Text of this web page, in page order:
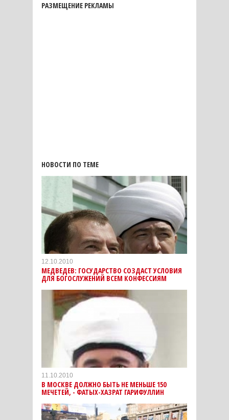
РАЗМЕЩЕНИЕ РЕКЛАМЫ
НОВОСТИ ПО ТЕМЕ
12.10.2010
МЕДВЕДЕВ: ГОСУДАРСТВО СОЗДАСТ УСЛОВИЯ
ДЛЯ БОГОСЛУЖЕНИЙ ВСЕМ КОНФЕССИЯМ
11.10.2010
В МОСКВЕ ДОЛЖНО БЫТЬ НЕ МЕНЬШЕ 150
МЕЧЕТЕЙ, - ФАТЫХ-ХАЗРАТ ГАРИФУЛЛИН